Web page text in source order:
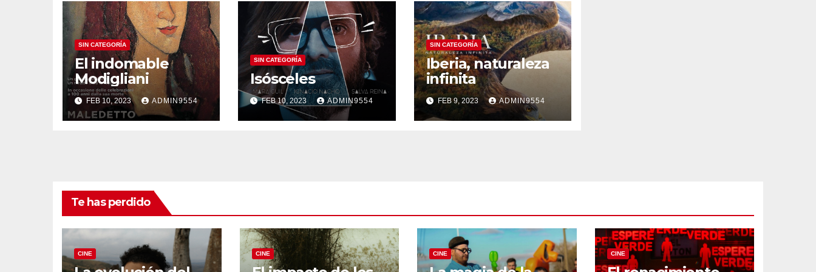
SIN CATEGORÍA
El indomable
Modigliani
FEB 10, 2023 ADMIN9554
SIN CATEGORÍA
Isósceles
FEB 10, 2023 ADMIN9554
SIN CATEGORÍA
Iberia, naturaleza
infinita
FEB 9, 2023 ADMIN9554
Te has perdido
CINE CINE CINE CINE